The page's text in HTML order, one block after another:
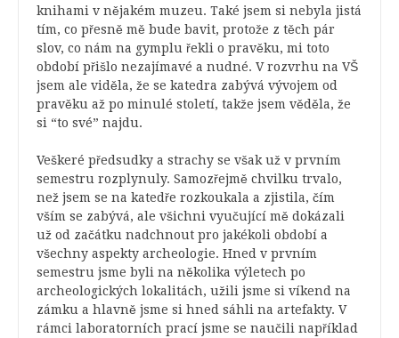
knihami v nějakém muzeu. Také jsem si nebyla jistá
tím, co přesně mě bude bavit, protože z těch pár
slov, co nám na gymplu řekli o pravěku, mi toto
období přišlo nezajímavé a nudné. V rozvrhu na VŠ
jsem ale viděla, že se katedra zabývá vývojem od
pravěku až po minulé století, takže jsem věděla, že
si “to své” najdu.
Veškeré předsudky a strachy se však už v prvním
semestru rozplynuly. Samozřejmě chvilku trvalo,
než jsem se na katedře rozkoukala a zjistila, čím
vším se zabývá, ale všichni vyučující mě dokázali
už od začátku nadchnout pro jakékoli období a
všechny aspekty archeologie. Hned v prvním
semestru jsme byli na několika výletech po
archeologických lokalitách, užili jsme si víkend na
zámku a hlavně jsme si hned sáhli na artefakty. V
rámci laboratorních prací jsme se naučili například